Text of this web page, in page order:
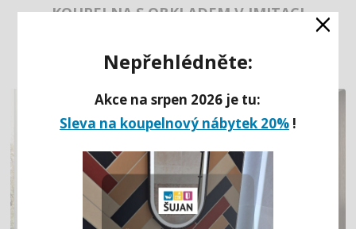
KOUPELNA S OBKLADEM V IMITACI
Nepřehlédněte:
Akce na srpen 2026 je tu:
Sleva na koupelnový nábytek 20%!
×